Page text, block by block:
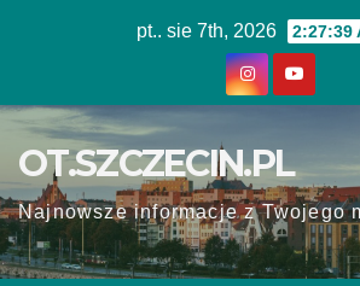
pt.. sie 7th, 2026 2:27:39
OT.SZCZECIN.PL
Najnowsze informacje z Twojego